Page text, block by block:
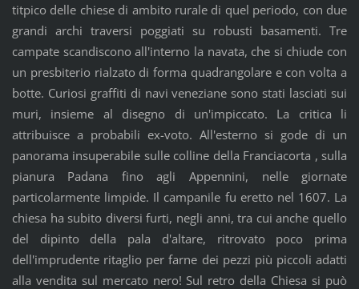
titpico delle chiese di ambito rurale di quel periodo, con due
grandi archi traversi poggiati su robusti basamenti. Tre
campate scandiscono all'interno la navata, che si chiude con
un presbiterio rialzato di forma quadrangolare e con volta a
botte. Curiosi graffiti di navi veneziane sono stati lasciati sui
muri, insieme al disegno di un'impiccato. La critica li
attribuisce a probabili ex-voto. All'esterno si gode di un
panorama insuperabile sulle colline della Franciacorta , sulla
pianura Padana fino agli Appennini, nelle giornate
particolarmente limpide. Il campanile fu eretto nel 1607. La
chiesa ha subito diversi furti, negli anni, tra cui anche quello
del dipinto della pala d'altare, ritrovato poco prima
dell'imprudente ritaglio per farne dei pezzi più piccoli adatti
alla vendita sul mercato nero! Sul retro della Chiesa si può